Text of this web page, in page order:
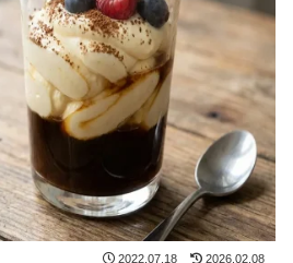
2022.07.18 2026.02.08